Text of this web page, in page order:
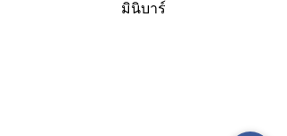
มินิบาร์